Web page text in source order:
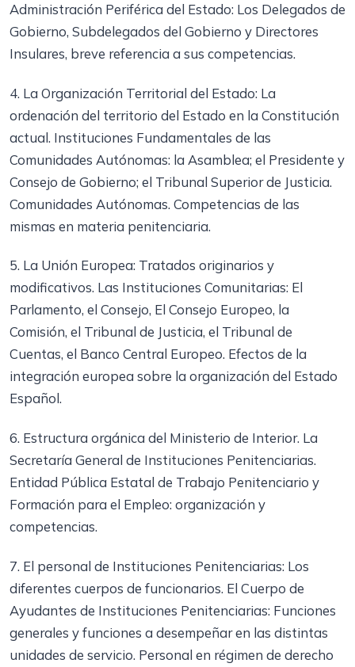
Administración Periférica del Estado: Los Delegados de
Gobierno, Subdelegados del Gobierno y Directores
Insulares, breve referencia a sus competencias.
4. La Organización Territorial del Estado: La
ordenación del territorio del Estado en la Constitución
actual. Instituciones Fundamentales de las
Comunidades Autónomas: la Asamblea; el Presidente y
Consejo de Gobierno; el Tribunal Superior de Justicia.
Comunidades Autónomas. Competencias de las
mismas en materia penitenciaria.
5. La Unión Europea: Tratados originarios y
modificativos. Las Instituciones Comunitarias: El
Parlamento, el Consejo, El Consejo Europeo, la
Comisión, el Tribunal de Justicia, el Tribunal de
Cuentas, el Banco Central Europeo. Efectos de la
integración europea sobre la organización del Estado
Español.
6. Estructura orgánica del Ministerio de Interior. La
Secretaría General de Instituciones Penitenciarias.
Entidad Pública Estatal de Trabajo Penitenciario y
Formación para el Empleo: organización y
competencias.
7. El personal de Instituciones Penitenciarias: Los
diferentes cuerpos de funcionarios. El Cuerpo de
Ayudantes de Instituciones Penitenciarias: Funciones
generales y funciones a desempeñar en las distintas
unidades de servicio. Personal en régimen de derecho